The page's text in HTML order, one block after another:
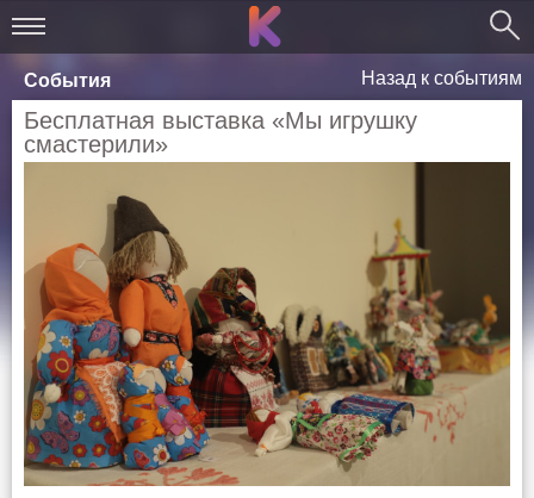
События Назад к событиям
Бесплатная выставка «Мы игрушку
смастерили»